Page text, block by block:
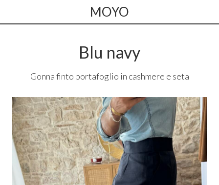
MOYO
Blu navy
Gonna finto portafoglio in cashmere e seta